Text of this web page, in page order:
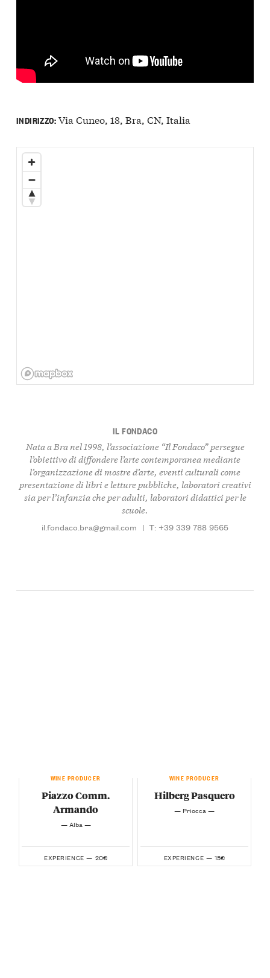
INDIRIZZO:Via Cuneo, 18, Bra, CN, Italia
IL FONDACO
Nata a Bra nel 1998, l’associazione “Il Fondaco” persegue
l’obiettivo di diffondere l’arte contemporanea mediante
l’organizzazione di mostre d’arte, eventi culturali come
presentazione di libri e letture pubbliche, laboratori creativi
sia per l’infanzia che per adulti, laboratori didattici per le
scuole.
il.fondaco.bra@gmail.com | T: +39 339 788 9565
WINE PRODUCER
Piazzo Comm.
Armando
— Alba —
EXPERIENCE — 20€
WINE PRODUCER
Hilberg Pasquero
— Priocca —
EXPERIENCE — 15€